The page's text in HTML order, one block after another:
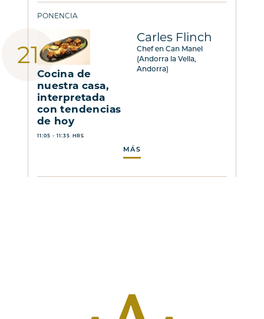
PONENCIA
Cocina de
nuestra casa,
interpretada
con tendencias
de hoy
11:05 - 11:35 HRS
Carles Flinch
Chef en Can Manel
(Andorra la Vella,
Andorra)
MÁS